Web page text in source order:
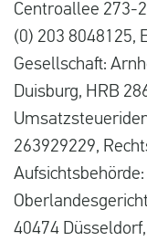
Centroallee 273-
(0) 203 8048125,
Gesellschaft:
Duisburg, HRB
263929229,
40474